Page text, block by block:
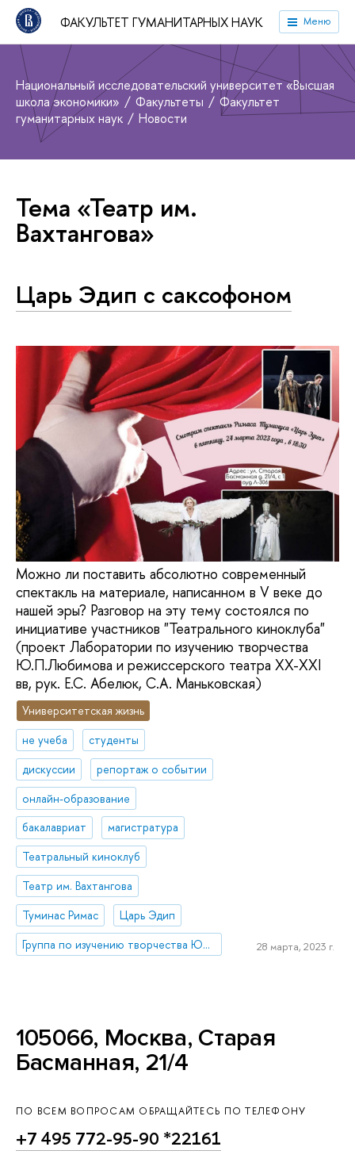
ФАКУЛЬТЕТ ГУМАНИТАРНЫХ НАУК Меню
Национальный исследовательский университет «Высшая
школа экономики»
Факультеты
Факультет
гуманитарных наук
Новости
Тема «Театр им.
Вахтангова»
Царь Эдип с саксофоном
Можно ли поставить абсолютно современный
спектакль на материале, написанном в V веке до
нашей эры? Разговор на эту тему состоялся по
инициативе участников "Театрального киноклуба"
(проект Лаборатории по изучению творчества
Ю.П.Любимова и режиссерского театра XX-XXI
вв, рук. Е.С. Абелюк, С.А. Маньковская)
Университетская жизнь
не учеба
студенты
дискуссии
репортаж о событии
онлайн-образование
бакалавриат
магистратура
Театральный киноклуб
Театр им. Вахтангова
Туминас Римас
Царь Эдип
Группа по изучению творчества Юрия Любимова и режиссерского театра XX-XXI вв.
28 марта, 2023 г.
105066, Москва, Старая
Басманная, 21/4
ПО ВСЕМ ВОПРОСАМ ОБРАЩАЙТЕСЬ ПО ТЕЛЕФОНУ
+7 495 772-95-90 *22161